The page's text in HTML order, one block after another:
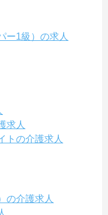
ー1級）の求人
求人
トの介護求人
の介護求人